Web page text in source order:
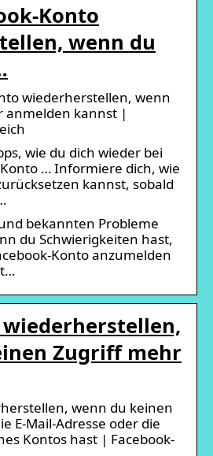
Konto
wenn du
wiederherstellen, wenn
anmelden kannst |
wie du dich wieder bei
… Informiere dich, wie
kannst, sobald
bekannten Probleme
du Schwierigkeiten hast,
Konto anzumelden
Zugriff mehr
wenn du keinen
E-Mail-Adresse oder die
Kontos hast | Facebook-